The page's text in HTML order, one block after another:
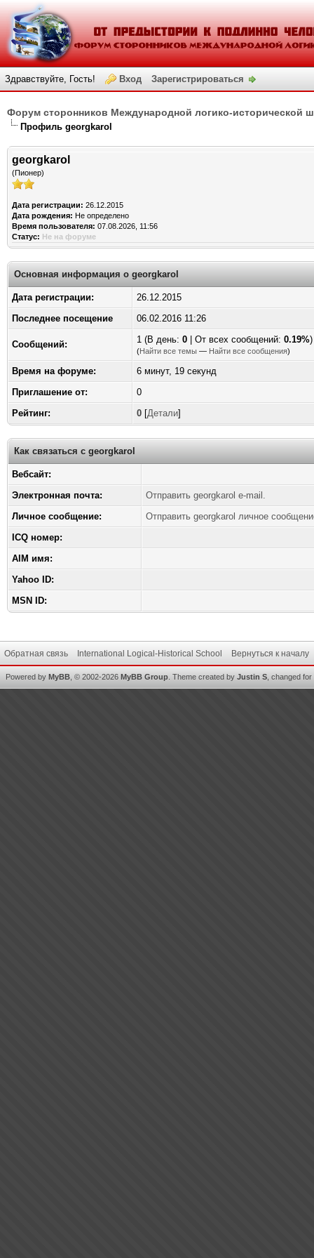
Здравствуйте, Гость! Вход Зарегистрироваться
Форум сторонников Международной логико-исторической
Профиль georgkarol
georgkarol
(Пионер)
Дата регистрации: 26.12.2015
Дата рождения: Не определено
Время пользователя: 07.08.2026, 11:56
Статус: Не на форуме
Основная информация о georgkarol
Дата регистрации:
26.12.2015
Последнее посещение
06.02.2016 11:26
Сообщений: 1 (В день: 0 | От всех сообщений: 0.19%)
(Найти все темы — Найти все сообщения)
Время на форуме:
6 минут, 19 секунд
Приглашение от:
0
Рейтинг:
0 [Детали]
Как связаться с georgkarol
Вебсайт:
Электронная почта:
Отправить georgkarol e-mail.
Личное сообщение:
Отправить georgkarol личное
ICQ номер:
AIM имя:
Yahoo ID:
MSN ID:
Обратная связь International Logical-Historical School Вернуться к началу
Powered by MyBB , © 2002-2026 MyBB Group Theme created by Justin S , changed